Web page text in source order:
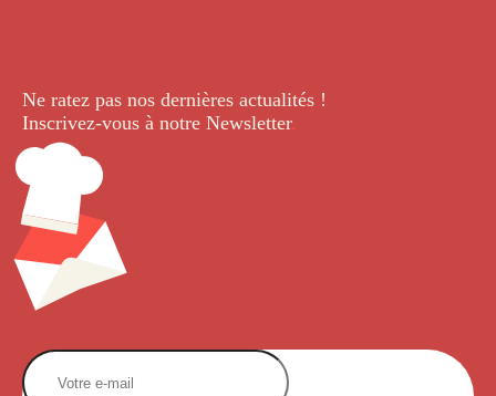
Ne ratez pas nos dernières actualités !
Inscrivez-vous à notre Newsletter.